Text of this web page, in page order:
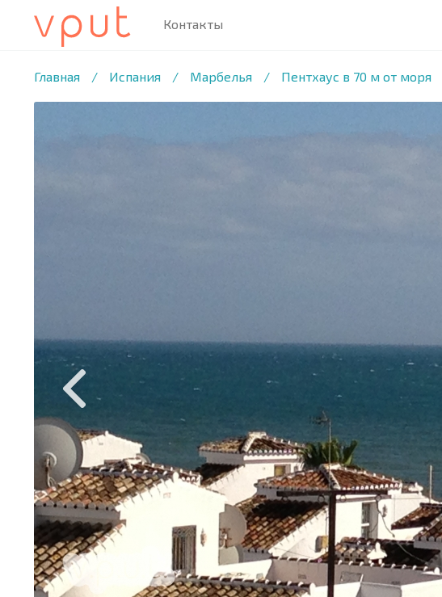
Контакты
Главная / Испания / Марбелья / Пентхаус в 70 м от моря
1 /4 ФОТО